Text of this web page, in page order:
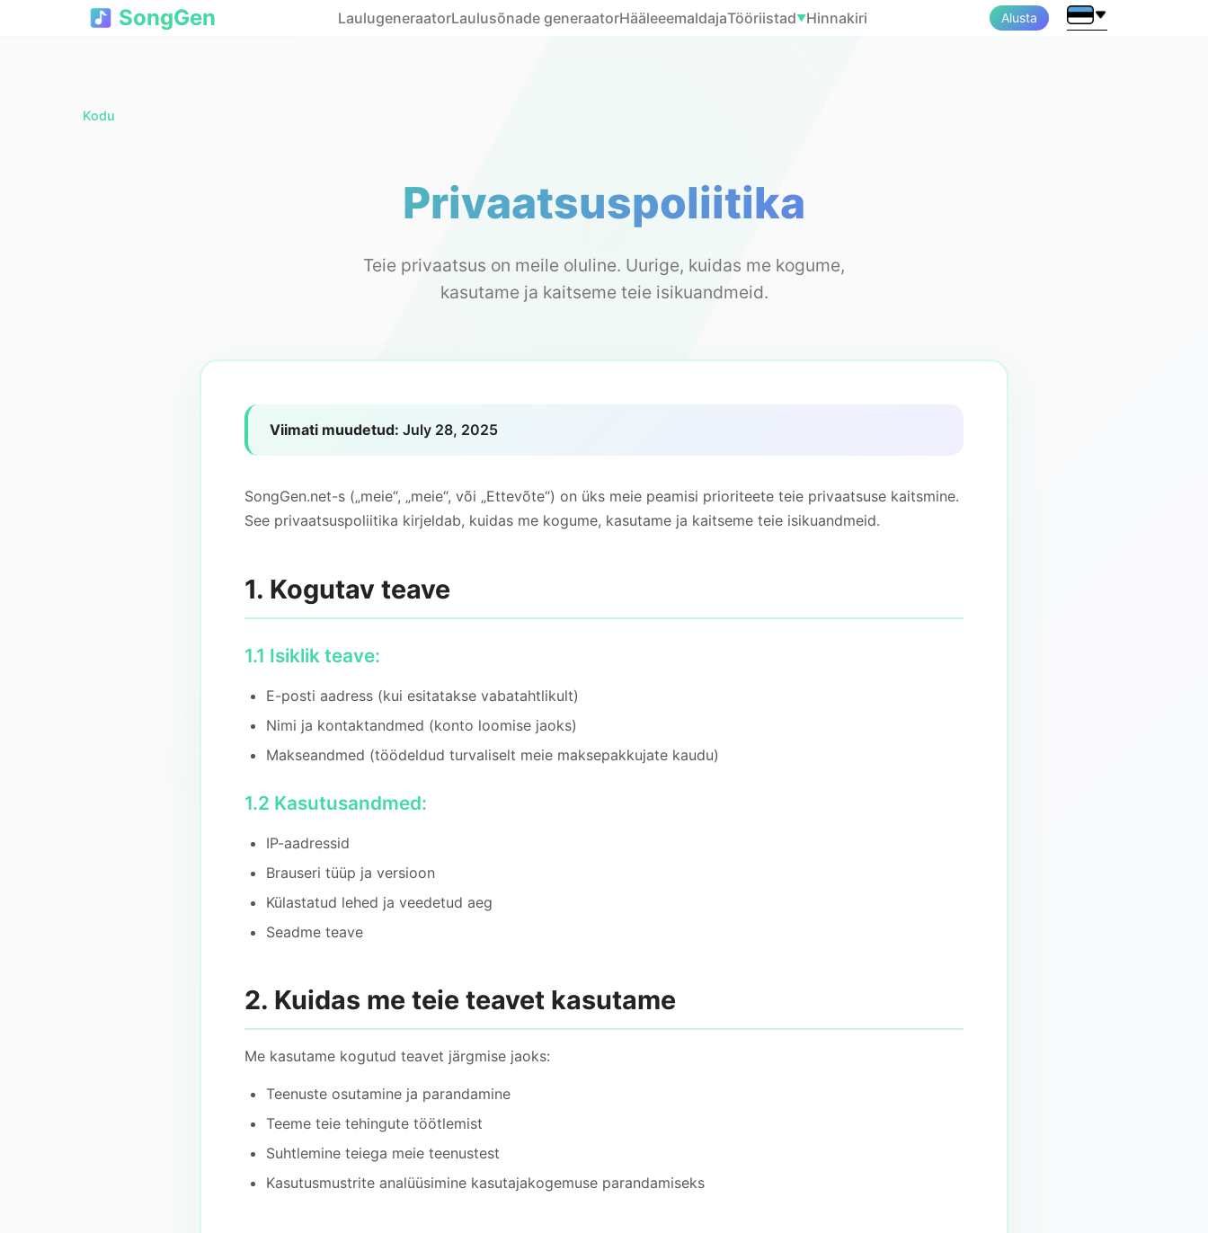
SongGen LaulugeneraatorLaulusõnade generaatorHääleeemaldajaTööriistad▼Hinnakiri Alusta
Kodu
Privaatsuspoliitika
Teie privaatsus on meile oluline. Uurige, kuidas me kogume,
kasutame ja kaitseme teie isikuandmeid.
Viimati muudetud: July 28, 2025
SongGen.net-s („meie“, „meie“, või „Ettevõte“) on üks meie peamisi prioriteete teie privaatsuse kaitsmine.
See privaatsuspoliitika kirjeldab, kuidas me kogume, kasutame ja kaitseme teie isikuandmeid.
1. Kogutav teave
1.1 Isiklik teave:
E-posti aadress (kui esitatakse vabatahtlikult)
Nimi ja kontaktandmed (konto loomise jaoks)
Makseandmed (töödeldud turvaliselt meie maksepakkujate kaudu)
1.2 Kasutusandmed:
IP-aadressid
Brauseri tüüp ja versioon
Külastatud lehed ja veedetud aeg
Seadme teave
2. Kuidas me teie teavet kasutame
Me kasutame kogutud teavet järgmise jaoks:
Teenuste osutamine ja parandamine
Teeme teie tehingute töötlemist
Suhtlemine teiega meie teenustest
Kasutusmustrite analüüsimine kasutajakogemuse parandamiseks